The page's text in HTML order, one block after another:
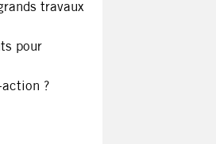
travaux
pour
?